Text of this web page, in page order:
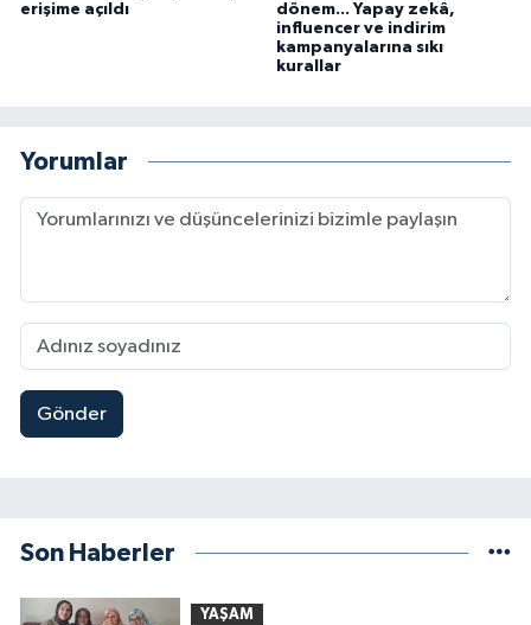
erişime açıldı
dönem... Yapay zekâ,
influencer ve indirim
kampanyalarına sıkı
kurallar
Yorumlar
Gönder
Son Haberler
YAŞAM